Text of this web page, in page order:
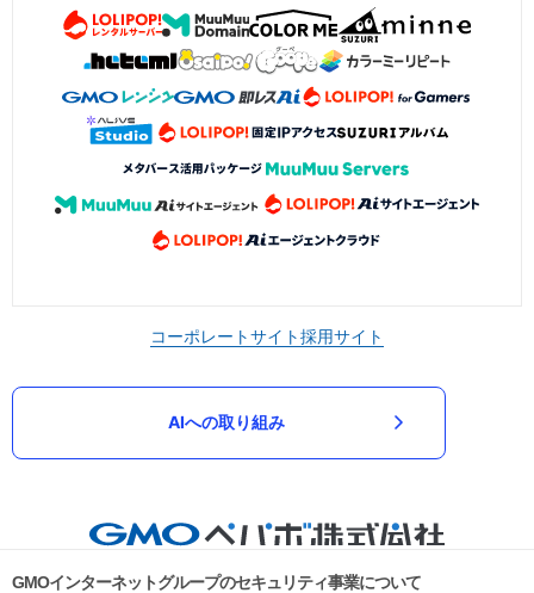
コーポレートサイト採用サイト
AIへの取り組み
GMOインターネットグループのセキュリティ事業について